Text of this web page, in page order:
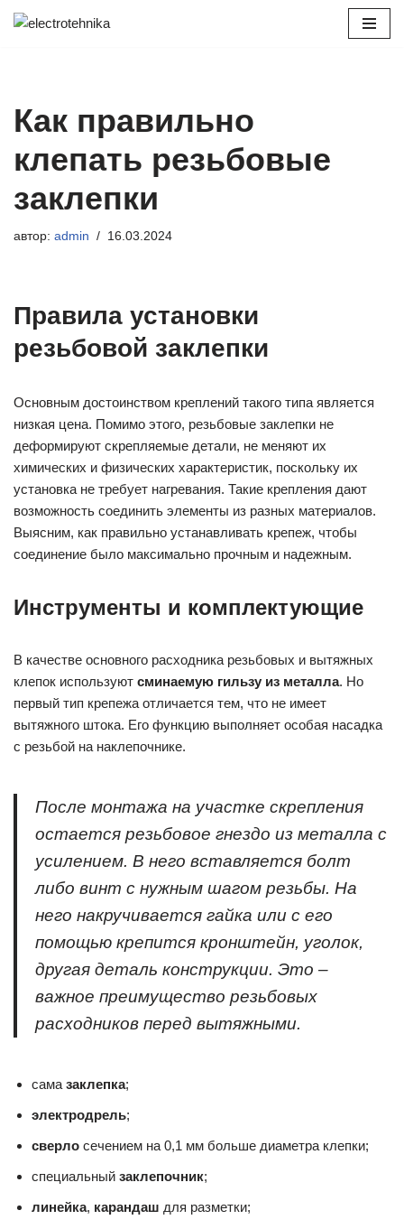
Как правильно
клепать резьбовые
заклепки
автор: admin 16.03.2024
Правила установки
резьбовой заклепки
Основным достоинством креплений такого типа является
низкая цена. Помимо этого, резьбовые заклепки не
деформируют скрепляемые детали, не меняют их
химических и физических характеристик, поскольку их
установка не требует нагревания. Такие крепления дают
возможность соединить элементы из разных материалов.
Выясним, как правильно устанавливать крепеж, чтобы
соединение было максимально прочным и надежным.
Инструменты и комплектующие
В качестве основного расходника резьбовых и вытяжных
клепок используют сминаемую гильзу из металла. Но
первый тип крепежа отличается тем, что не имеет
вытяжного штока. Его функцию выполняет особая насадка
с резьбой на наклепочнике.
После монтажа на участке скрепления
остается резьбовое гнездо из металла с
усилением. В него вставляется болт
либо винт с нужным шагом резьбы. На
него накручивается гайка или с его
помощью крепится кронштейн, уголок,
другая деталь конструкции. Это –
важное преимущество резьбовых
расходников перед вытяжными.
сама заклепка;
электродрель;
сверло сечением на 0,1 мм больше диаметра клепки;
специальный заклепочник;
линейка, карандаш для разметки;